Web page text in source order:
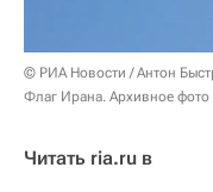
© РИА Новости / Антон
Флаг Ирана. Архивное фото
Читать ria.ru в